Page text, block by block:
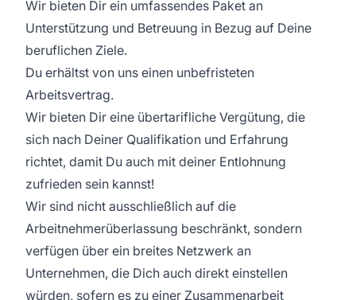
Wir bieten Dir ein umfassendes Paket an
Unterstützung und Betreuung in Bezug auf Deine
beruflichen Ziele.
Du erhältst von uns einen unbefristeten
Arbeitsvertrag.
Wir bieten Dir eine übertarifliche Vergütung, die
sich nach Deiner Qualifikation und Erfahrung
richtet, damit Du auch mit deiner Entlohnung
zufrieden sein kannst!
Wir sind nicht ausschließlich auf die
Arbeitnehmerüberlassung beschränkt, sondern
verfügen über ein breites Netzwerk an
Unternehmen, die Dich auch direkt einstellen
würden, sofern es zu einer Zusammenarbeit